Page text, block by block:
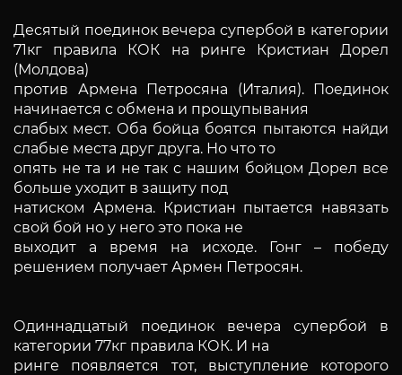
Десятый поединок вечера супербой в категории
71кг правила КОК на ринге Кристиан Дорел
(Молдова)
против Армена Петросяна (Италия). Поединок
начинается с обмена и прощупывания
слабых мест. Оба бойца боятся пытаются найди
слабые места друг друга. Но что то
опять не та и не так с нашим бойцом Дорел все
больше уходит в защиту под
натиском Армена. Кристиан пытается навязать
свой бой но у него это пока не
выходит а время на исходе. Гонг – победу
решением получает Армен Петросян.
Одиннадцатый поединок вечера супербой в
категории 77кг правила КОК. И на
ринге появляется тот, выступление которого